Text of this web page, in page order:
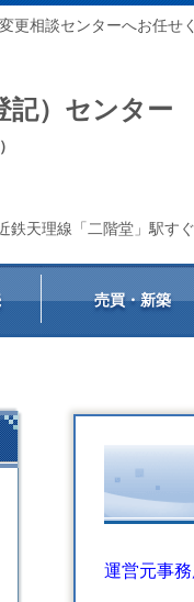
更相談センターへお任せ
記）センター
鉄天理線「二階堂」駅す
売買・新築
運営元事